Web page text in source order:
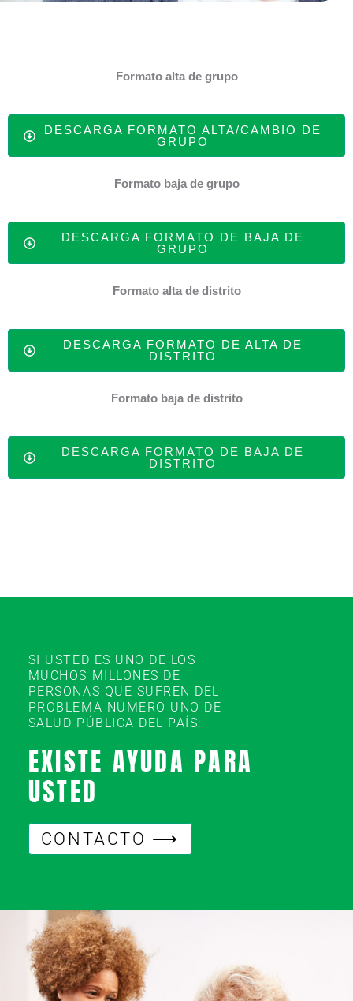
Formato alta de grupo
DESCARGA FORMATO ALTA/CAMBIO DE
GRUPO
Formato baja de grupo
DESCARGA FORMATO DE BAJA DE
GRUPO
Formato alta de distrito
DESCARGA FORMATO DE ALTA DE
DISTRITO
Formato baja de distrito
DESCARGA FORMATO DE BAJA DE
DISTRITO
SI USTED ES UNO DE LOS
MUCHOS MILLONES DE
PERSONAS QUE SUFREN DEL
PROBLEMA NÚMERO UNO DE
SALUD PÚBLICA DEL PAÍS:
EXISTE AYUDA PARA
USTED
CONTACTO ⟶